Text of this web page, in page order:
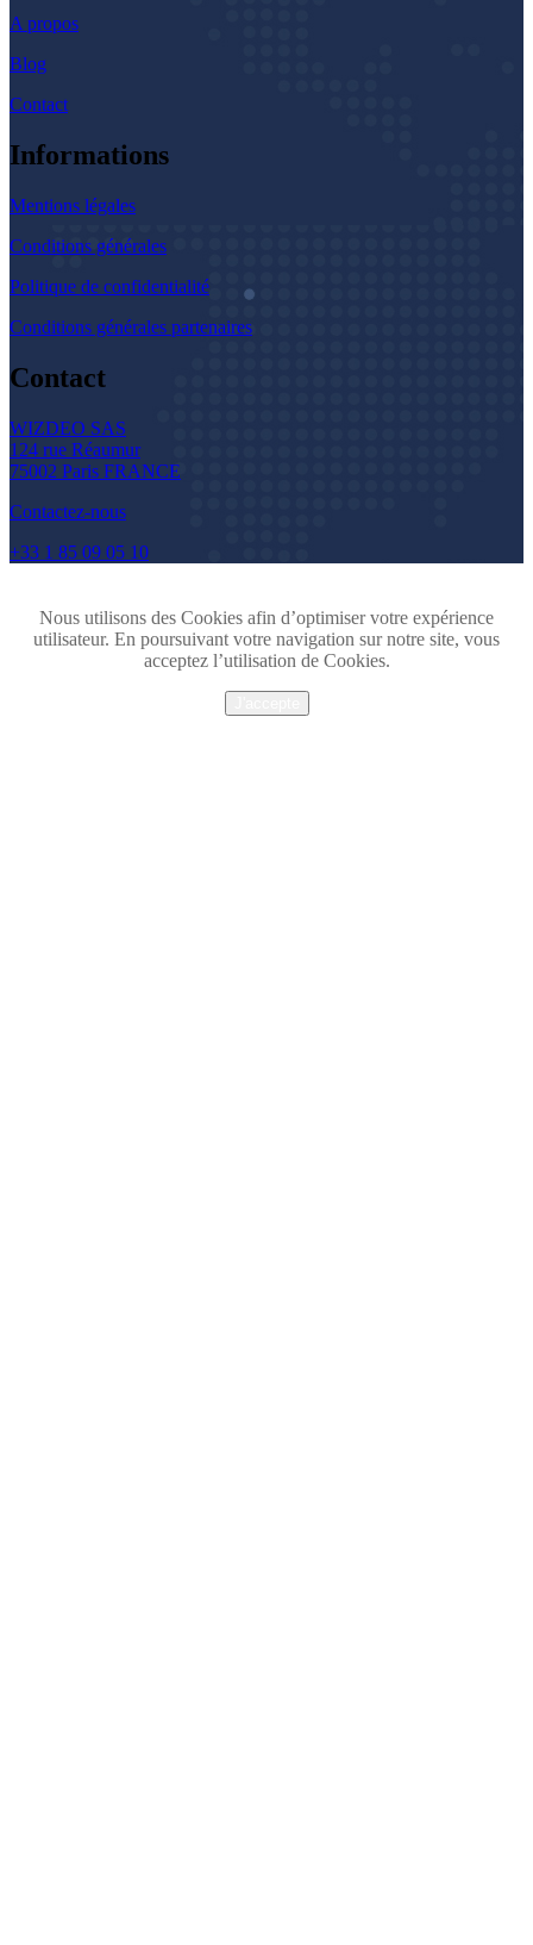
A propos
Blog
Contact
Informations
Mentions légales
Conditions générales
Politique de confidentialité
Conditions générales partenaires
Contact
WIZDEO SAS
124 rue Réaumur
75002 Paris FRANCE
Contactez-nous
+33 1 85 09 05 10
Nous utilisons des Cookies afin d’optimiser votre expérience
utilisateur. En poursuivant votre navigation sur notre site, vous
acceptez l’utilisation de Cookies.